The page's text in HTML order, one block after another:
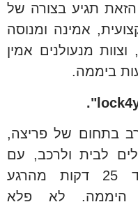
תגיע בצורה של
מקצועית, אמינה ומנוסה
מנעולנים אמין
רב בתחום של פריצה,
לבית ולרכב, עם
הקפדה להגעה ללקוח עד 25 דקות מהרגע
היממה. לא פלא